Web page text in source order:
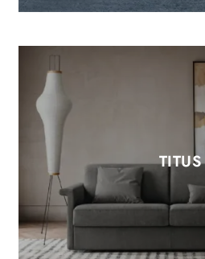
TITUS